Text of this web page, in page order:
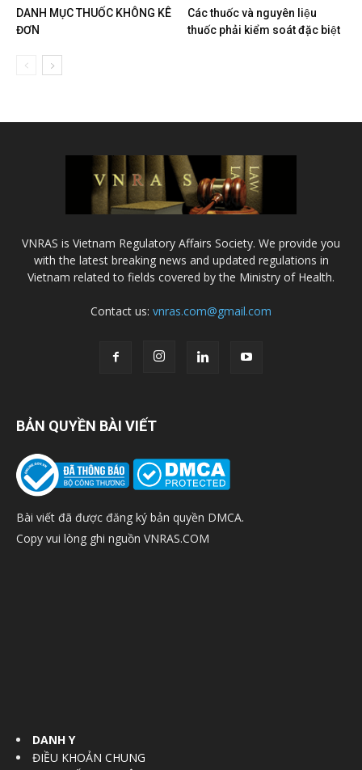
DANH MỤC THUỐC KHÔNG KÊ
ĐƠN
Các thuốc và nguyên liệu
thuốc phải kiểm soát đặc biệt
VNRAS is Vietnam Regulatory Affairs Society. We provide you
with the latest breaking news and updated regulations in
Vietnam related to fields covered by the Ministry of Health.
Contact us: vnras.com@gmail.com
BẢN QUYỀN BÀI VIẾT
Bài viết đã được đăng ký bản quyền DMCA.
Copy vui lòng ghi nguồn VNRAS.COM
DANH Y
ĐIỀU KHOẢN CHUNG